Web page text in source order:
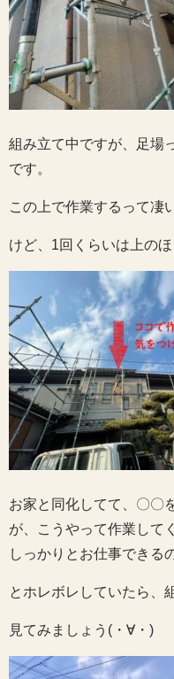
組み立て中ですが、足場
です。
この上で作業するって凄
けど、1回くらいは上の
お家と同化してて、〇〇
が、こうやって作業して
しっかりとお仕事できる
とホレボレしていたら、
見てみましょう(・∀・)